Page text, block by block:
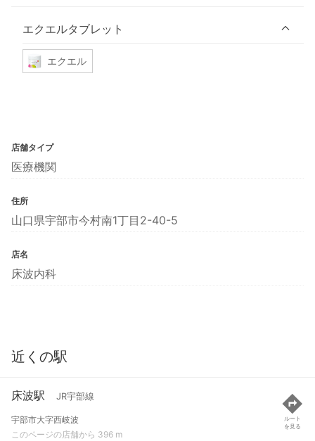
エクエルタブレット
エクエル
店舗タイプ
医療機関
住所
山口県宇部市今村南1丁目2-40-5
店名
床波内科
近くの駅
床波駅 JR宇部線
宇部市大字西岐波
このページの店舗から 396 m
ルート
を見る